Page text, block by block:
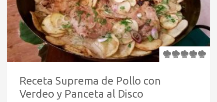
Receta Suprema de Pollo con
Verdeo y Panceta al Disco